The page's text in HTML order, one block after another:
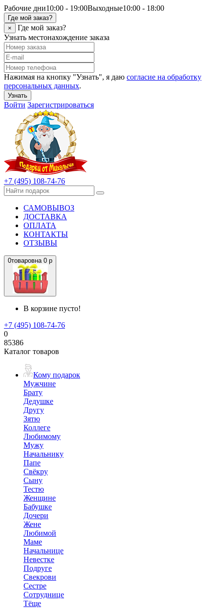
Рабочие дни10:00 - 19:00Выходные10:00 - 18:00
Где мой заказ?
×
Где мой заказ?
Узнать местонахождение заказа
Нажимая на кнопку "Узнать", я даю согласие на обработку
персональных данных.
Узнать
Войти Зарегистрироваться
+7 (495) 108-74-76
САМОВЫВОЗ
ДОСТАВКА
ОПЛАТА
КОНТАКТЫ
ОТЗЫВЫ
0товаровна 0 р
В корзине пусто!
+7 (495) 108-74-76
0
85386
Каталог товаров
Кому подарок
Мужчине
Брату
Дедушке
Другу
Зятю
Коллеге
Любимому
Мужу
Начальнику
Папе
Свёкру
Сыну
Тестю
Женщине
Бабушке
Дочери
Жене
Любимой
Маме
Начальнице
Невестке
Подруге
Свекрови
Сестре
Сотруднице
Тёще